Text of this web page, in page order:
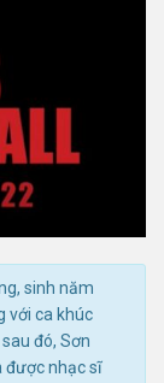
sinh năm
với ca khúc
đó, Sơn
được nhạc sĩ